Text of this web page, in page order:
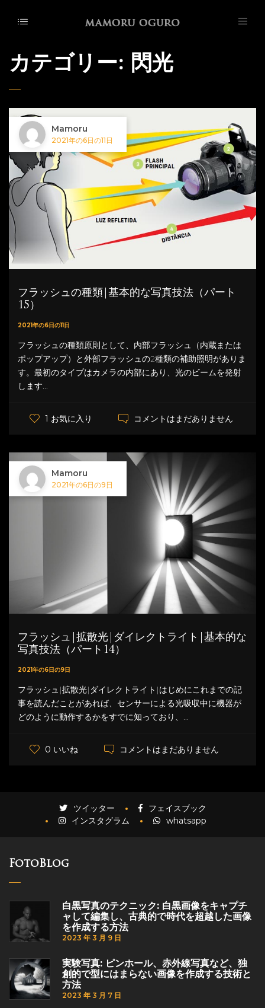
カテゴリー: 閃光
Mamoru
2021年の6日の11日
フラッシュの種類|基本的な写真技法（パート
15）
2021年の6日の11日
フラッシュの種類原則として、内部フラッシュ（内蔵または
ポップアップ）と外部フラッシュの2種類の補助照明がありま
す。最初のタイプはカメラの内部にあり、光のビームを発射
します...
1 お気に入り コメントはまだありません
Mamoru
2021年の6日の9日
フラッシュ|拡散光|ダイレクトライト|基本的な
写真技法（パート14）
2021年の6日の9日
フラッシュ|拡散光|ダイレクトライト|はじめにこれまでの記
事を読んだことがあれば、センサーによる光吸収中に機器が
どのように動作するかをすでに知っており、...
0 いいね コメントはまだありません
ツイッター
フェイスブック
インスタグラム
whatsapp
FotoBlog
白黒写真のテクニック: 白黒画像をキャプチ
ャして編集し、古典的で時代を超越した画像
を作成する方法
2023 年 3 月 9 日
実験写真: ピンホール、赤外線写真など、独
創的で型にはまらない画像を作成する技術と
方法
2023 年 3 月 7 日